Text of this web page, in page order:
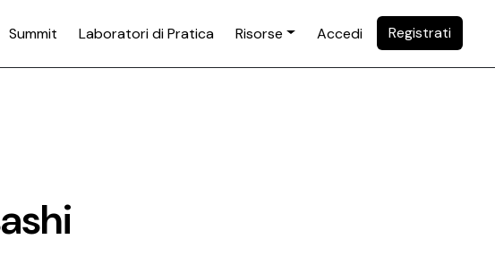
Summit Laboratori di Pratica Risorse Accedi Registrati